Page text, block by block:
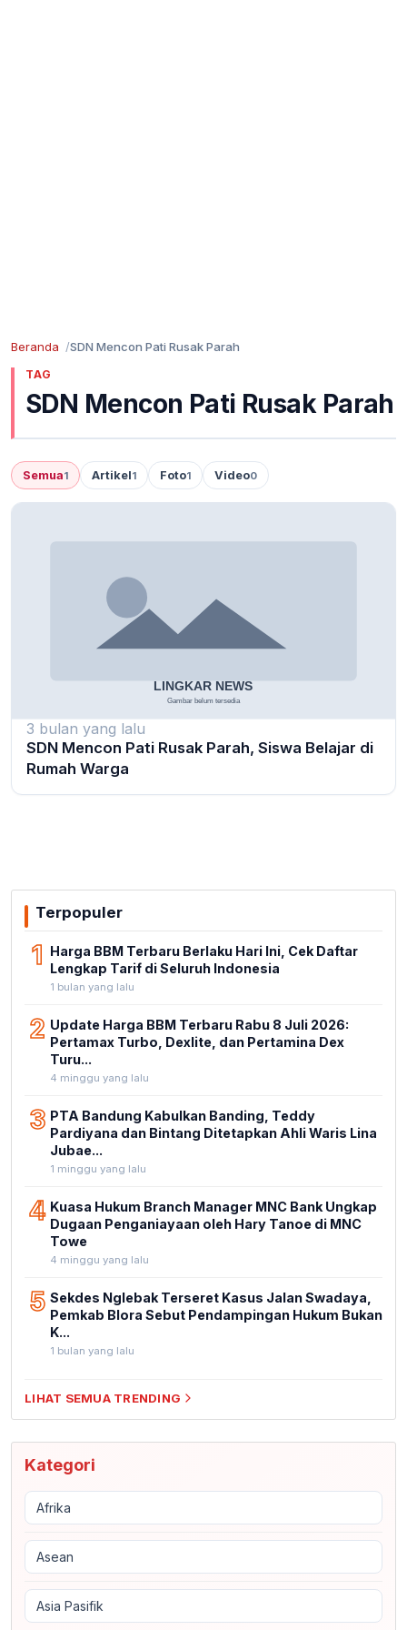
Beranda SDN Mencon Pati Rusak Parah
TAG
SDN Mencon Pati Rusak Parah
Semua1 Artikel1 Foto1 Video0
3 bulan yang lalu
SDN Mencon Pati Rusak Parah, Siswa Belajar di
Rumah Warga
Terpopuler
1 Harga BBM Terbaru Berlaku Hari Ini, Cek Daftar
Lengkap Tarif di Seluruh Indonesia
1 bulan yang lalu
2 Update Harga BBM Terbaru Rabu 8 Juli 2026:
Pertamax Turbo, Dexlite, dan Pertamina Dex
Turu...
4 minggu yang lalu
3 PTA Bandung Kabulkan Banding, Teddy
Pardiyana dan Bintang Ditetapkan Ahli Waris Lina
Jubae...
1 minggu yang lalu
4 Kuasa Hukum Branch Manager MNC Bank Ungkap
Dugaan Penganiayaan oleh Hary Tanoe di MNC
Towe
4 minggu yang lalu
5 Sekdes Nglebak Terseret Kasus Jalan Swadaya,
Pemkab Blora Sebut Pendampingan Hukum Bukan
K...
1 bulan yang lalu
LIHAT SEMUA TRENDING
Kategori
Afrika
Asean
Asia Pasifik